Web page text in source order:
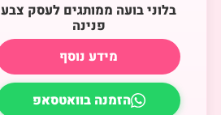
בלוני בועה ממותגים לעסק צבע
פנינה
מידע נוסף
הזמנה בוואטסאפ